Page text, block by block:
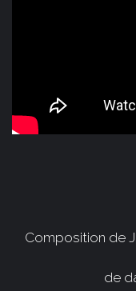
Composition de
de